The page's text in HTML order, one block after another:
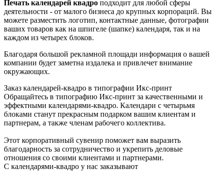
Печать календарей квадро подходит для любой сферы
деятельности - от малого бизнеса до крупных корпораций. Вы
можете разместить логотип, контактные данные, фотографии
ваших товаров как на шпигеле (шапке) календаря, так и на
каждом из четырех блоков.
Благодаря большой рекламной площади информация о вашей
компании будет заметна издалека и привлечет внимание
окружающих.
Заказ календарей-квадро в типографии Икс-принт
Обращайтесь в типографию Икс-принт за качественными и
эффектными календарями-квадро. Календари с четырьмя
блоками станут прекрасным подарком вашим клиентам и
партнерам, а также членам рабочего коллектива.
Этот корпоративный сувенир поможет вам выразить
благодарность за сотрудничество и укрепить деловые
отношения со своими клиентами и партнерами.
С календарями-квадро у нас заказывают